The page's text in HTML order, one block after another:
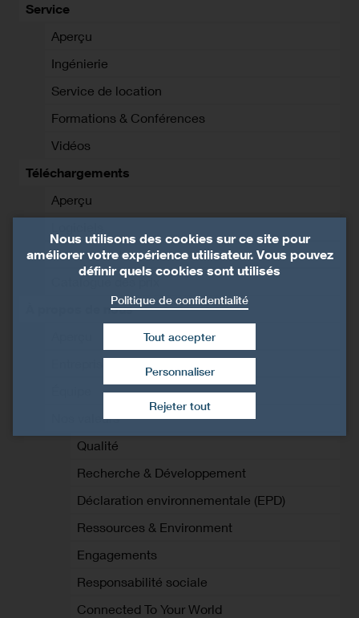
Service
Aperçu
Ingénierie
Service de location
Formations & Conférences
Vidéos
Téléchargements
Aperçu
Documentation
Catalogue des prix
À propos de nous
Nos valeurs
Qualité
Recherche & Développement
Déclaration environnementale (EPD)
Ressources & Environment
Engagements
Responsabilité sociale
Connected To Your World
Nous utilisons des cookies sur ce site pour
améliorer votre expérience utilisateur. Vous pouvez
définir quels cookies sont utilisés
Politique de confidentialité
Rejeter tout
Tout accepter
Retirer le consentement
Personnaliser